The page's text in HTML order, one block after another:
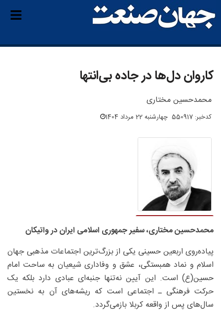
کاروان دل‌ها در جاده بی‌انتها
محمدحسین مختاری
کدخبر: 550917 چهارشنبه 22 مرداد 1404
محمدحسین مختاری، سفیر جمهوری اسلامی ایران در واتیکان
پیاده‌روی اربعین حسینی یکی از بزرگ‌ترین اجتماعات مذهبی جهان
اسلام و نماد همبستگی، عشق و وفاداری شیعیان به ساحت امام
حسین(ع) است. این آیین نه‌تنها جنبه‌ای عبادی دارد بلکه یک
حرکت فرهنگی ـ اجتماعی است که ریشه‌های آن به نخستین
سال‌های پس از واقعه کربلا بازمی‌گردد.